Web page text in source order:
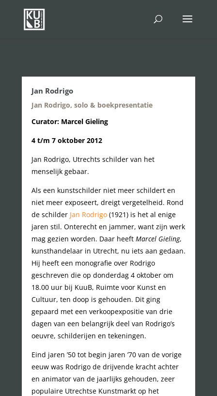
Jan Rodrigo
Jan Rodrigo, solo & boekpresentatie
Curator: Marcel Gieling
4 t/m 7 oktober 2012
Jan Rodrigo, Utrechts schilder van het
menselijk gebaar.
Als een kunstschilder niet meer schildert en
niet meer exposeert, dreigt vergetelheid. Rond
de schilder Jan Rodrigo(1921) is het al enige
jaren stil. Onterecht en jammer, want zijn werk
mag gezien worden. Daar heeft Marcel Gieling,
kunsthandelaar in Utrecht, nu iets aan gedaan.
Hij heeft een monografie over Rodrigo
geschreven die op donderdag 4 oktober om
18.00 uur bij KuuB, Ruimte voor Kunst en
Cultuur, ten doop is gehouden. Dit ging
gepaard met een verkoopexpositie van drie
dagen van een belangrijk deel van Rodrigo’s
oeuvre, schilderijen en tekeningen.
Eind jaren ’50 tot begin jaren ’70 van de vorige
eeuw was Rodrigo de drijvende kracht achter
en animator van de jaarlijks gehouden, zeer
populaire Utrechtse Kunstmarkt op het